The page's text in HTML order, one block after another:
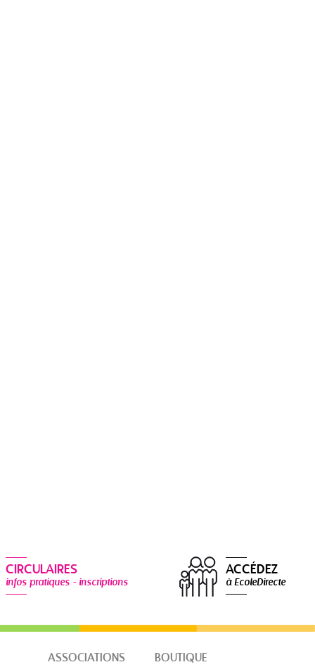
CIRCULAIRES
infos pratiques - inscriptions
ACCÉDEZ
à EcoleDirecte
ASSOCIATIONS BOUTIQUE